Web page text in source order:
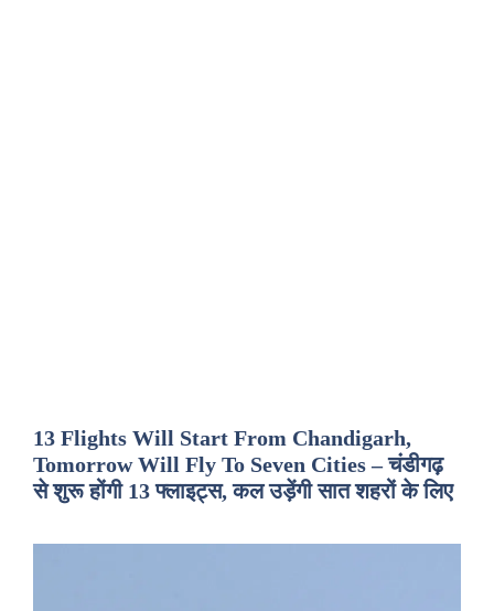
13 Flights Will Start From Chandigarh,
Tomorrow Will Fly To Seven Cities – चंडीगढ़
से शुरू होंगी 13 फ्लाइट्स, कल उड़ेंगी सात शहरों के लिए